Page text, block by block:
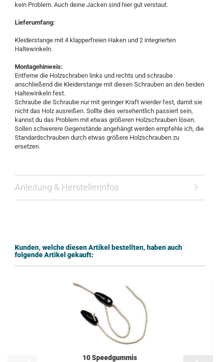
kein Problem. Auch deine Jacken sind hier gut verstaut.
Lieferumfang:
Kleiderstange mit 4 klapperfreien Haken und 2 integrierten
Haltewinkeln.
Montagehinweis:
Entferne die Holzschraben links und rechts und schraube
anschließend die Kleiderstange mit diesen Schrauben an den beiden
Haltewinkeln fest.
Schraube die Schraube nur mit geringer Kraft wierder fest, damit sie
nicht das Holz ausreißen. Sollte dies versehentlich passiert sein,
kannst du das Problem mit etwas größeren Holzschrauben lösen.
Sollen schwerere Gegenstände angehängt werden empfehle ich, die
Standardschrauben durch etwas größere Holzschrauben zu
ersetzen.
Anleitung & Herstellerinfos
Kunden, welche diesen Artikel bestellten, haben auch
folgende Artikel gekauft:
10 Speedgummis